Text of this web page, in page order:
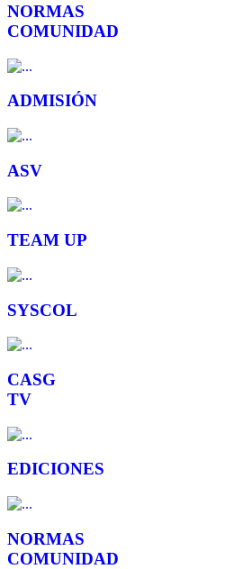
NORMAS
COMUNIDAD
ADMISIÓN
ASV
TEAM UP
SYSCOL
CASG
TV
EDICIONES
NORMAS
COMUNIDAD